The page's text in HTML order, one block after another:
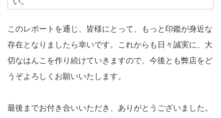
このレポートを通じ、皆様にとって、もっと印鑑が身近な
存在となりましたら幸いです。これからも日々誠実に、大
切なはんこを作り続けていきますので、今後とも弊店をど
うぞよろしくお願いいたします。
最後までお付き合いいただき、ありがとうございました。